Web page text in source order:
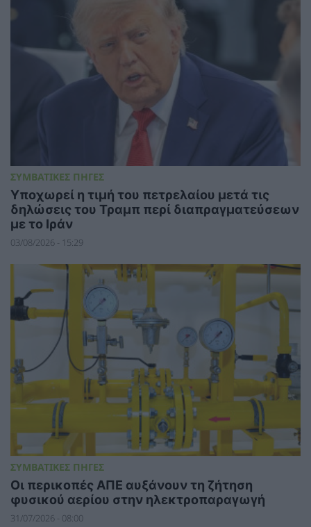
ΣΥΜΒΑΤΙΚΕΣ ΠΗΓΕΣ
Υποχωρεί η τιμή του πετρελαίου μετά τις
δηλώσεις του Τραμπ περί διαπραγματεύσεων
με το Ιράν
03/08/2026 - 15:29
ΣΥΜΒΑΤΙΚΕΣ ΠΗΓΕΣ
Οι περικοπές ΑΠΕ αυξάνουν τη ζήτηση
φυσικού αερίου στην ηλεκτροπαραγωγή
31/07/2026 - 08:00